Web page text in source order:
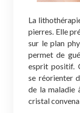
La
pierres. Elle
sur le plan
permet de
esprit positif.
se réorienter
de la maladie
cristal